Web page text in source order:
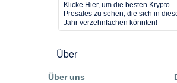
Klicke Hier, um die besten Krypto
Presales zu sehen, die sich in
Jahr verzehnfachen könnten!
Über
Über uns